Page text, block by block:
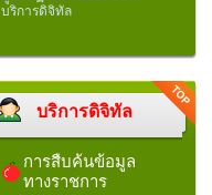
บริการดิจิทัล
บริการดิจิทัล
การสืบค้นข้อมูล
ทางราชการ